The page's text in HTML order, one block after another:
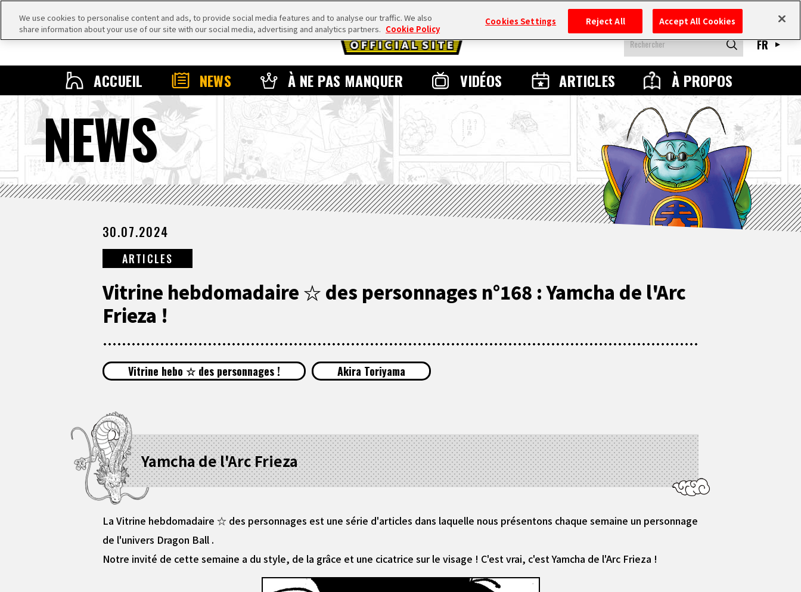
ACCUEIL NEWS À NE PAS MANQUER VIDÉOS ARTICLES À PROPOS
FR
NEWS
30.07.2024
ARTICLES
Vitrine hebdomadaire ☆ des personnages n°168 : Yamcha de l'Arc
Frieza !
Vitrine hebo ☆ des personnages ! Akira Toriyama
Yamcha de l'Arc Frieza
La Vitrine hebdomadaire ☆ des personnages est une série d'articles dans laquelle nous présentons chaque semaine un personnage
de l'univers Dragon Ball .
Notre invité de cette semaine a du style, de la grâce et une cicatrice sur le visage ! C'est vrai, c'est Yamcha de l'Arc Frieza !
We use cookies to personalise content and ads, to provide social media features and to analyse our traffic. We also
share information about your use of our site with our social media, advertising and analytics partners. Cookie Policy
Cookies Settings Reject All Accept All Cookies